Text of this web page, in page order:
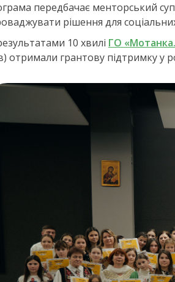
передбачає менторський
рішення для
10 хвилі ГО
отримали грантову підтримку у